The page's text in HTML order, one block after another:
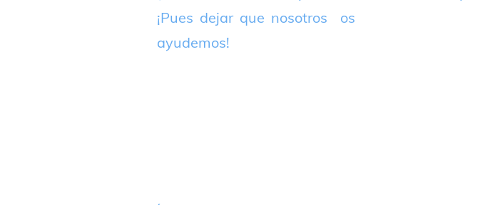
¡Pues dejar que nosotros os
ayudemos!